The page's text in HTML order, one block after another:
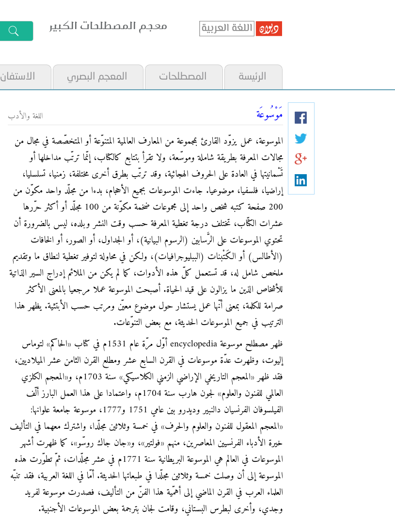
معجم المصطلحات الكبير
الرئيسة المصطلحات المعجم البصري الاستفان
مَوْسُوعَة اللغة والأدب
الموسوعة، عمل يزوّد القارئ بمجموعة من المعارف العالمية المتنوّعة أو المتخصّصة في مجال من
مجالات المعرفة بطريقة شاملة وموسّعة، ولا تقرأ بتتابع كالكتاب، إنّما ترتّب مداخلها أو
تَسْمانيتها في العادة على الحروف الهجائية، وقد ترتّب بطرق أخرى مختلفة، زمنيا، تسلسليا،
إراضيا، فلسفيا، موضوعيا. جاءت الموسوعات بجميع الأحجام، بدءا من مجلّد واحد مكوّن من
200 صفحة كتبه شخص واحد إلى مجموعات ضخمة مكوّنة من 100 مجلّد أو أكثر حرّرها
عشرات الكتّاب، تختلف درجة تغطية المعرفة حسب وقت النشر وبلده، ليس بالضرورة أن
تحتوي الموسوعات على الرَّسابين (الرسوم البيانية)، أو الجداول، أو الصور، أو الخافات
(الأطالس) أو الكَتْبنات (الببليوجرافيات)، ولكن في محاولة لتوفير تغطية لنطاق ما وتقديم
ملخص شامل له، قد تستعمل كلّ هذه الأدوات، كما لم يكن من الملائم إدراج السير الذاتية
للأشخاص الذين ما يزالون على قيد الحياة. أصبحت الموسوعة عملا مرجعيا بالمعنى الأكثر
صرامة للكلمة، بمعنى أنّها عمل يستشار حول موضوع معيّن ومرتب حسب الأبتثية. يظهر هذا
الترتيب في جميع الموسوعات الحديثة، مع بعض التنوّعات.
ظهر مصطلح موسوعة encyclopedia أوّل مرّة عام 1531م في كتاب «الحاكم» لتوماس
إليوت، وظهرت عدّة موسوعات في القرن السابع عشر ومطلع القرن الثامن عشر الميلاديين،
فقد ظهر «المعجم التاريخي الإراضي الزمني الكلاسيكي» سنة 1703م، و«المعجم الكلزي
العالمي للفنون والعلوم» لجون هارب سنة 1704م، واعتمادا على هذا العمل البارز ألّف
الفيلسوفان الفرنسيان دالنبير وديدرو بين عامي 1751 و1777، موسوعة جامعة علوانها:
«المعجم المعقول للفنون والعلوم والحرف» في خمسة وثلاثين مجلّدا، واشترك معهما في التأليف
خيرة الأدباء الفرنسيين المعاصرين، منهم «فولتير»، و«جان جاك روسّو»، كما ظهرت أشهر
الموسوعات في العالم هي الموسوعة البريطانية سنة 1771م في عشر مجلّدات، ثمّ تطوّرت هذه
الموسوعة إلى أن وصلت خمسة وثلاثين مجلّدا في طبعاتها الحديثة. أمّا في اللغة العربية، فقد تنبّه
العلماء العرب في القرن الماضي إلى أهمّية هذا الفنّ من التأليف، فصدرت موسوعة لفريد
وجدي، وأخرى لبطرس البستاني، وقامت لجان بترجمة بعض الموسوعات الأجنبية.